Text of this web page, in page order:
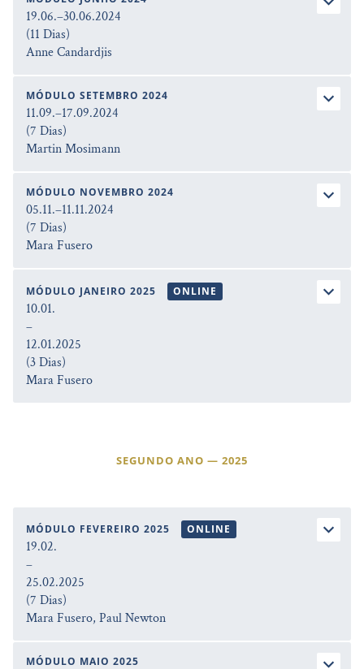
19.06.–30.06.2024
(11 Dias)
Anne Candardjis
MÓDULO SETEMBRO 2024
11.09.–17.09.2024
(7 Dias)
Martin Mosimann
MÓDULO NOVEMBRO 2024
05.11.–11.11.2024
(7 Dias)
Mara Fusero
MÓDULO JANEIRO 2025 ONLINE
10.01.
–
12.01.2025
(3 Dias)
Mara Fusero
SEGUNDO ANO — 2025
MÓDULO FEVEREIRO 2025 ONLINE
19.02.
–
25.02.2025
(7 Dias)
Mara Fusero, Paul Newton
MÓDULO MAIO 2025